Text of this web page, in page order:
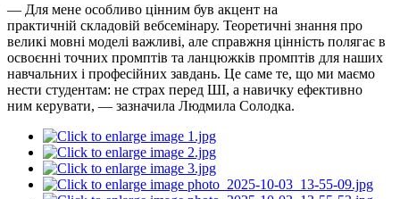
— Для мене особливо цінним був акцент на
практичній складовій вебсемінару. Теоретичні знання про
великі мовні моделі важливі, але справжня цінність полягає в
освоєнні точних промптів та ланцюжків промптів для наших
навчальних і професійних завдань. Це саме те, що ми маємо
нести студентам: не страх перед ШІ, а навичку ефективно
ним керувати, — зазначила Людмила Солодка.